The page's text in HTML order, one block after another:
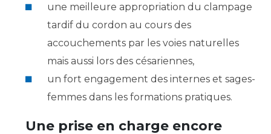
une meilleure appropriation du clampage
tardif du cordon au cours des
accouchements par les voies naturelles
mais aussi lors des césariennes,
un fort engagement des internes et sages-
femmes dans les formations pratiques.
Une prise en charge encore